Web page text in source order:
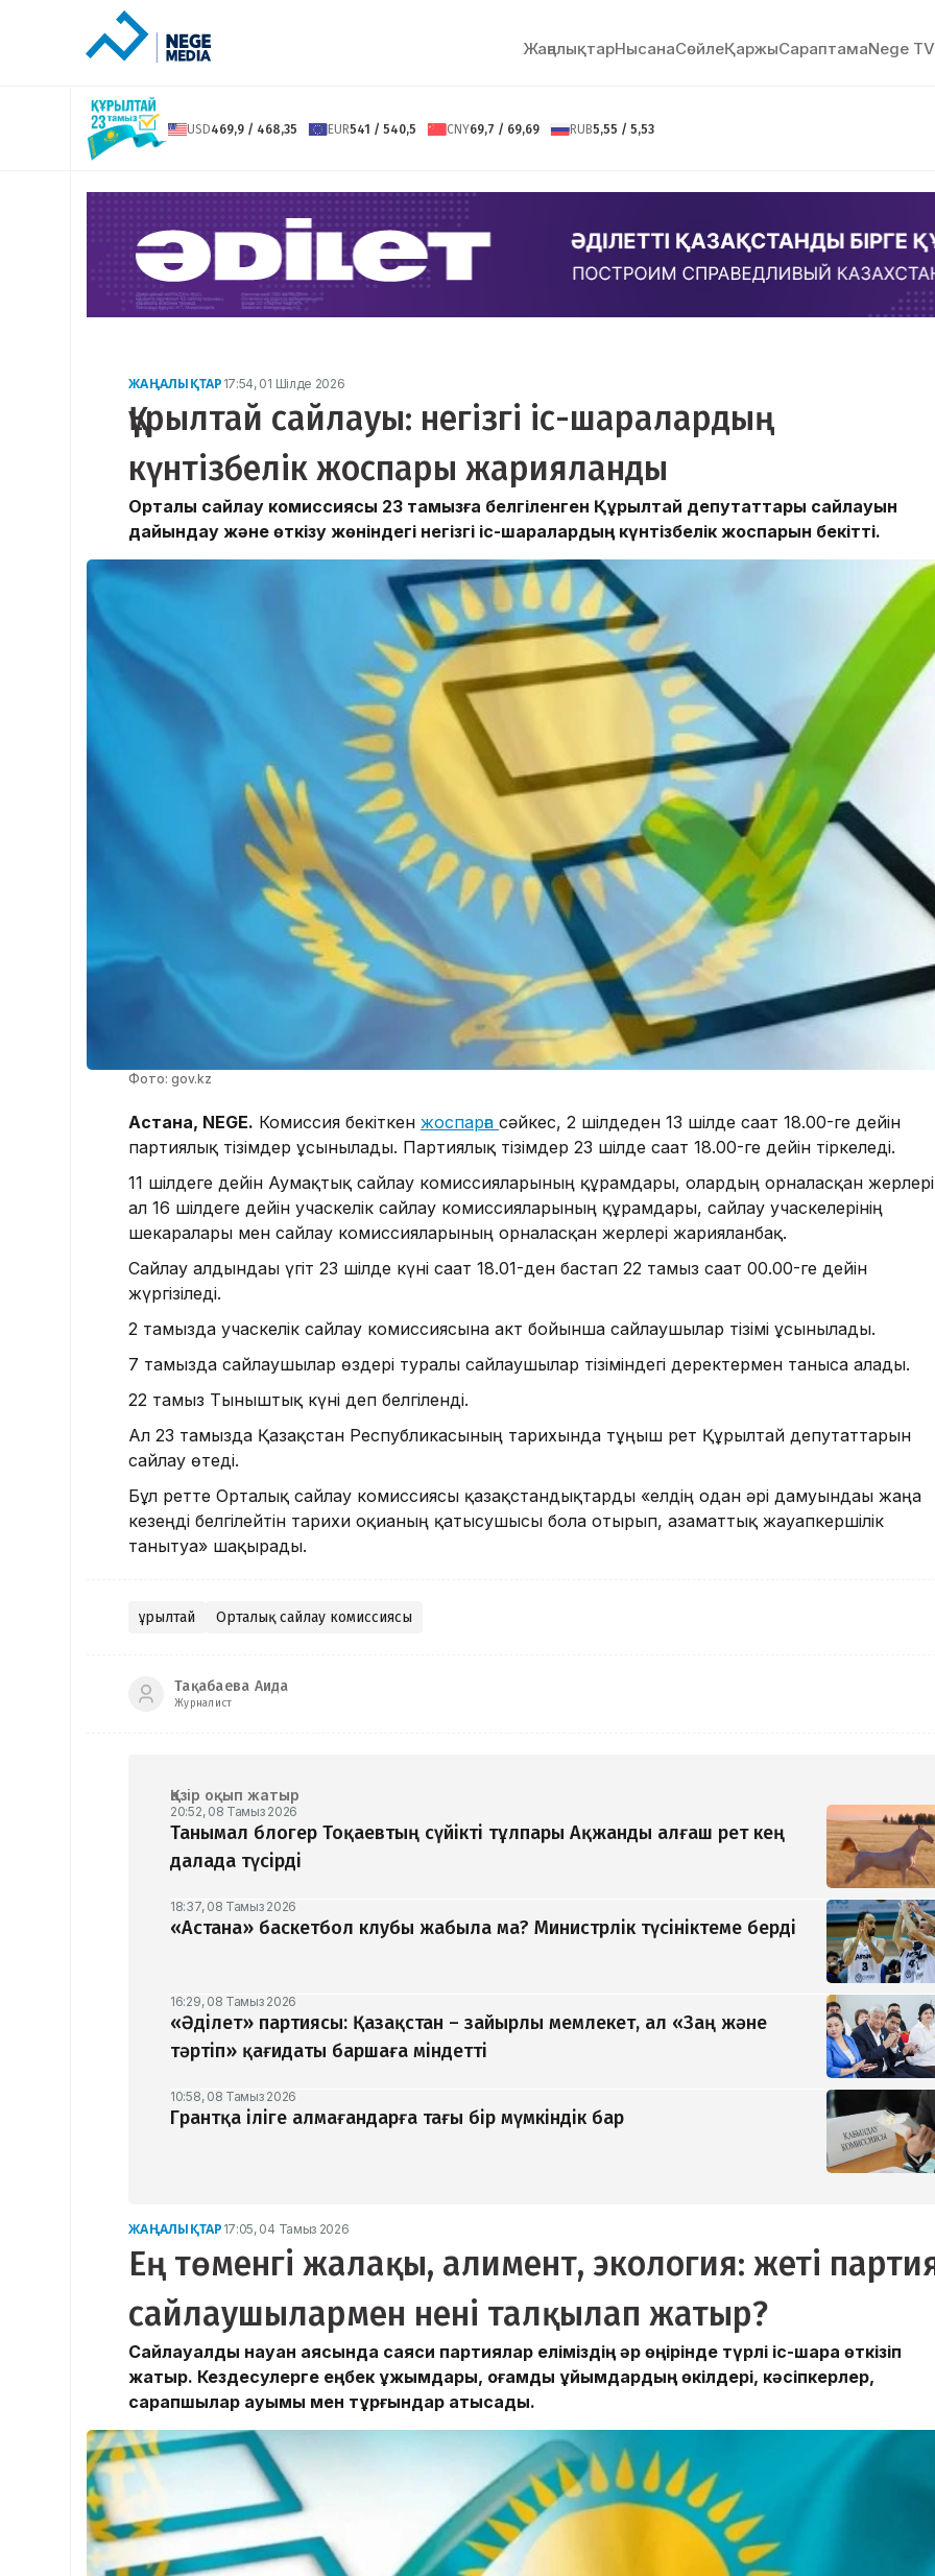
ЖаңалықтарНысанаСөйлeҚаржыСараптамаNege TV
USD469,9 / 468,35 EUR541 / 540,5 CNY69,7 / 69,69 RUB5,55 / 5,53
ЖАҢАЛЫҚТАР 17:54, 01 Шілде 2026
Құрылтай сайлауы: негізгі іс-шаралардың
күнтізбелік жоспары жарияланды
Орталық сайлау комиссиясы 23 тамызға белгіленген Құрылтай депутаттары сайлауын
дайындау және өткізу жөніндегі негізгі іс-шаралардың күнтізбелік жоспарын бекітті.
Фото: gov.kz
Астана, NEGE. Комиссия бекіткен жоспарға сәйкес, 2 шілдеден 13 шілде сағат 18.00-ге дейін
партиялық тізімдер ұсынылады. Партиялық тізімдер 23 шілде сағат 18.00-ге дейін тіркеледі.
11 шілдеге дейін Аумақтық сайлау комиссияларының құрамдары, олардың орналасқан
ал 16 шілдеге дейін учаскелік сайлау комиссияларының құрамдары, сайлау учаскелерінің
шекаралары мен сайлау комиссияларының орналасқан жерлері жарияланбақ.
Сайлау алдындағы үгіт 23 шілде күні сағат 18.01-ден бастап 22 тамыз сағат 00.00-ге дейін
жүргізіледі.
2 тамызда учаскелік сайлау комиссиясына акт бойынша сайлаушылар тізімі ұсынылады.
7 тамызда сайлаушылар өздері туралы сайлаушылар тізіміндегі деректермен таныса алады.
22 тамыз Тыныштық күні деп белгіленді.
Ал 23 тамызда Қазақстан Республикасының тарихында тұңғыш рет Құрылтай депутаттарын
сайлау өтеді.
Бұл ретте Орталық сайлау комиссиясы қазақстандықтарды «елдің одан әрі дамуындағы жаңа
кезеңді белгілейтін тарихи оқиғаның қатысушысы бола отырып, азаматтық жауапкершілік
танытуға» шақырады.
Құрылтай Орталық сайлау комиссиясы
Тақабаева Аида
Журналист
Қазір оқып жатыр
20:52, 08 Тамыз 2026
Танымал блогер Тоқаевтың сүйікті тұлпары Ақжанды алғаш рет кең
далада түсірді
18:37, 08 Тамыз 2026
«Астана» баскетбол клубы жабыла ма? Министрлік түсініктеме берді
16:29, 08 Тамыз 2026
«Әділет» партиясы: Қазақстан – зайырлы мемлекет, ал «Заң және
тәртіп» қағидаты баршаға міндетті
10:58, 08 Тамыз 2026
Грантқа іліге алмағандарға тағы бір мүмкіндік бар
ЖАҢАЛЫҚТАР 17:05, 04 Тамыз 2026
Ең төменгі жалақы, алимент, экология: жеті
сайлаушылармен нені талқылап жатыр?
Сайлауалды науқан аясында саяси партиялар еліміздің әр өңірінде түрлі іс-шара өткізіп
жатыр. Кездесулерге еңбек ұжымдары, қоғамдық ұйымдардың өкілдері, кәсіпкерлер,
сарапшылар қауымы мен тұрғындар қатысады.